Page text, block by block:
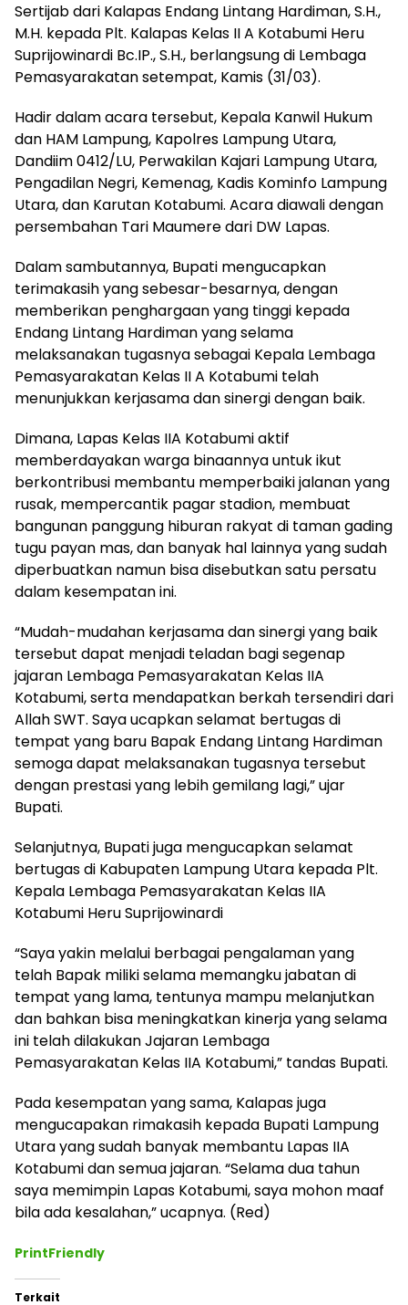
Sertijab dari Kalapas Endang Lintang Hardiman, S.H.,
M.H. kepada Plt. Kalapas Kelas II A Kotabumi Heru
Suprijowinardi Bc.IP., S.H., berlangsung di Lembaga
Pemasyarakatan setempat, Kamis (31/03).
Hadir dalam acara tersebut, Kepala Kanwil Hukum
dan HAM Lampung, Kapolres Lampung Utara,
Dandiim 0412/LU, Perwakilan Kajari Lampung Utara,
Pengadilan Negri, Kemenag, Kadis Kominfo Lampung
Utara, dan Karutan Kotabumi. Acara diawali dengan
persembahan Tari Maumere dari DW Lapas.
Dalam sambutannya, Bupati mengucapkan
terimakasih yang sebesar-besarnya, dengan
memberikan penghargaan yang tinggi kepada
Endang Lintang Hardiman yang selama
melaksanakan tugasnya sebagai Kepala Lembaga
Pemasyarakatan Kelas II A Kotabumi telah
menunjukkan kerjasama dan sinergi dengan baik.
Dimana, Lapas Kelas IIA Kotabumi aktif
memberdayakan warga binaannya untuk ikut
berkontribusi membantu memperbaiki jalanan yang
rusak, mempercantik pagar stadion, membuat
bangunan panggung hiburan rakyat di taman gading
tugu payan mas, dan banyak hal lainnya yang sudah
diperbuatkan namun bisa disebutkan satu persatu
dalam kesempatan ini.
“Mudah-mudahan kerjasama dan sinergi yang baik
tersebut dapat menjadi teladan bagi segenap
jajaran Lembaga Pemasyarakatan Kelas IIA
Kotabumi, serta mendapatkan berkah tersendiri dari
Allah SWT. Saya ucapkan selamat bertugas di
tempat yang baru Bapak Endang Lintang Hardiman
semoga dapat melaksanakan tugasnya tersebut
dengan prestasi yang lebih gemilang lagi,” ujar
Bupati.
Selanjutnya, Bupati juga mengucapkan selamat
bertugas di Kabupaten Lampung Utara kepada Plt.
Kepala Lembaga Pemasyarakatan Kelas IIA
Kotabumi Heru Suprijowinardi
“Saya yakin melalui berbagai pengalaman yang
telah Bapak miliki selama memangku jabatan di
tempat yang lama, tentunya mampu melanjutkan
dan bahkan bisa meningkatkan kinerja yang selama
ini telah dilakukan Jajaran Lembaga
Pemasyarakatan Kelas IIA Kotabumi,” tandas Bupati.
Pada kesempatan yang sama, Kalapas juga
mengucapakan rimakasih kepada Bupati Lampung
Utara yang sudah banyak membantu Lapas IIA
Kotabumi dan semua jajaran. “Selama dua tahun
saya memimpin Lapas Kotabumi, saya mohon maaf
bila ada kesalahan,” ucapnya. (Red)
PrintFriendly
Terkait